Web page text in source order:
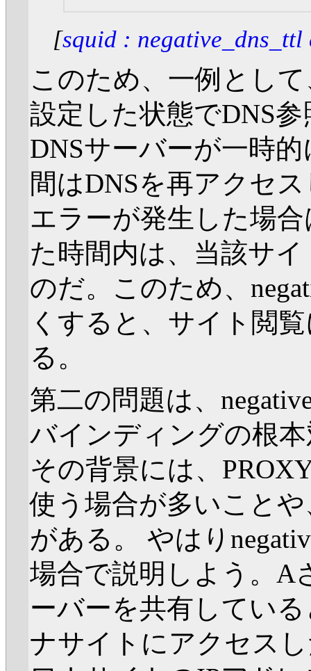
[squid :
このため、一例として
設定した状態でDNS
DNSサーバーが一時
間はDNSを再アクセ
エラーが発生した場合
た時間内は、当該サ
のだ。このため、
くすると、サイト閲
る。
第二の問題は、
バインディングの根
その背景には、
使う場合が多いこと
がある。 やはり
場合で説明しよう。A
ーバーを共有してい
ナサイトにアクセス